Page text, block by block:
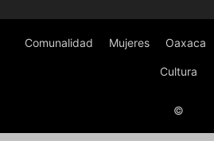
Comunalidad Mujeres Oaxaca
Cultura
©